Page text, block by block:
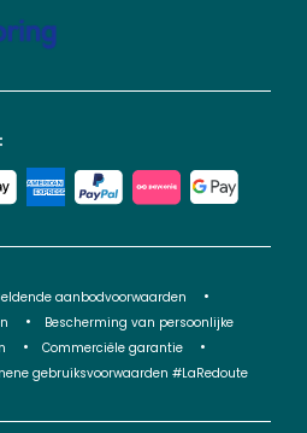
aanbodvoorwaarden
Bescherming van persoonlijke
Commerciële garantie
gebruiksvoorwaarden #LaRedoute